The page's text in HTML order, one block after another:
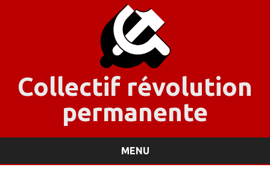
Collectif révolution
permanente
MENU